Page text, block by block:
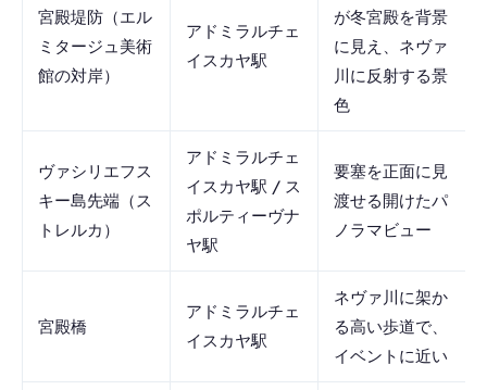
宮殿堤防（エル
ミタージュ美術
館の対岸）
アドミラルチェ
イスカヤ駅
が冬宮殿を背景
に見え、ネヴァ
川に反射する景
色
ヴァシリエフス
キー島先端（ス
トレルカ）
アドミラルチェ
イスカヤ駅 / ス
ポルティーヴナ
ヤ駅
要塞を正面に見
渡せる開けたパ
ノラマビュー
宮殿橋
アドミラルチェ
イスカヤ駅
ネヴァ川に架か
る高い歩道で、
イベントに近い